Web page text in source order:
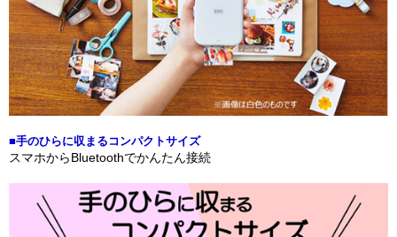
■手のひらに収まるコンパクトサイズ
スマホからBluetoothでかんたん接続